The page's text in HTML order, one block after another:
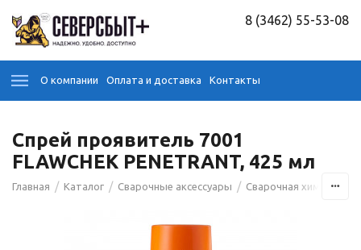
8 (3462) 55-53-08
О компании Оплата и доставка Контакты
Спрей проявитель 7001
FLAWCHEK PENETRANT, 425 мл
Главная / Каталог / Сварочные аксессуары / Сварочная химия /